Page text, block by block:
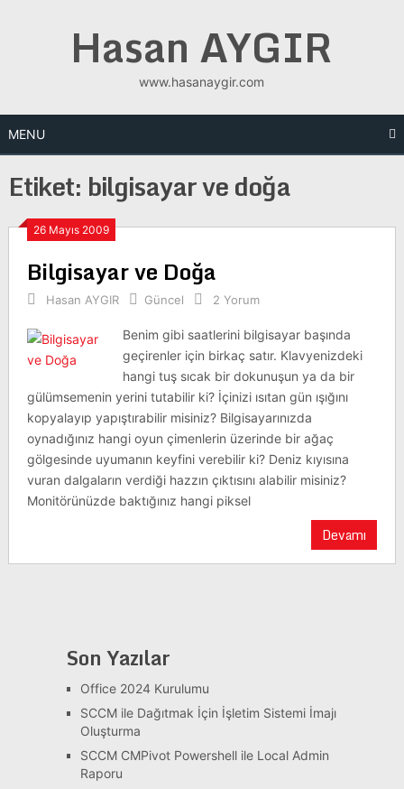
Hasan AYGIR
www.hasanaygir.com
MENU
Etiket: bilgisayar ve doğa
26 Mayıs 2009
Bilgisayar ve Doğa
Hasan AYGIR Güncel 2 Yorum
Benim gibi saatlerini bilgisayar başında
geçirenler için birkaç satır. Klavyenizdeki
hangi tuş sıcak bir dokunuşun ya da bir
gülümsemenin yerini tutabilir ki? İçinizi ısıtan gün ışığını
kopyalayıp yapıştırabilir misiniz? Bilgisayarınızda
oynadığınız hangi oyun çimenlerin üzerinde bir ağaç
gölgesinde uyumanın keyfini verebilir ki? Deniz kıyısına
vuran dalgaların verdiği hazzın çıktısını alabilir misiniz?
Monitörünüzde baktığınız hangi piksel
Devamı
Son Yazılar
Office 2024 Kurulumu
SCCM ile Dağıtmak İçin İşletim Sistemi İmajı
Oluşturma
SCCM CMPivot Powershell ile Local Admin
Raporu